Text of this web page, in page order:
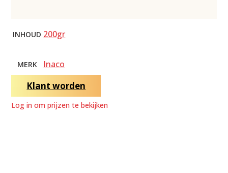
INHOUD 200gr
MERK Inaco
Klant worden
Log in om prijzen te bekijken